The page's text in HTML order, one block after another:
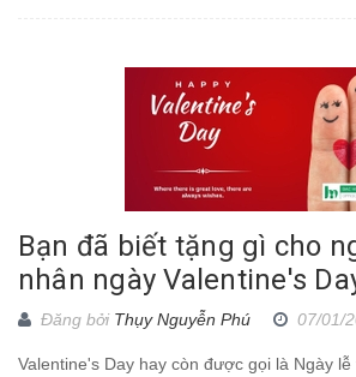
Bạn đã biết tặng gì cho
nhân ngày Valentine's
Đăng bởi Thụy Nguyễn Phú 07/01/
Valentine's Day hay còn được gọi là Ngày